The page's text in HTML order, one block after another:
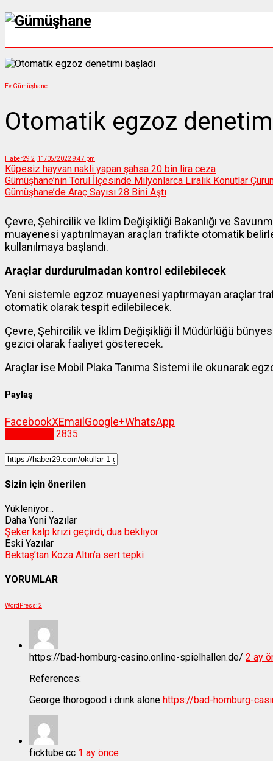
Ev. Gümüşhane
Otomatik egzoz
Haber29 2 11/05/2022 9:47 pm
Küpesiz hayvan nakli yapan şahsa 20 bin lira ceza
Gümüşhane’nin Torul İlçesinde Milyonlarca Liralık Konutlar
Gümüşhane’de Araç Sayısı 28 Bini Aştı
Çevre, Şehircilik ve İklim Değişikliği Bakanlığı ve
muayenesi yaptırılmayan araçları trafikte otomatik
kullanılmaya başlandı.
Araçlar durdurulmadan kontrol edilebilecek
Yeni sistemle egzoz muayenesi yaptırmayan araçlar
otomatik olarak tespit edilebilecek.
Çevre, Şehircilik ve İklim Değişikliği İl Müdürlüğü
gezici olarak faaliyet gösterecek.
Araçlar ise Mobil Plaka Tanıma Sistemi ile okunarak
Paylaş
FacebookXEmail Google+WhatsApp
2835
Sizin için önerilen
Yükleniyor...
Daha Yeni Yazılar
Şeker kalp krizi geçirdi, dua bekliyor
Eski Yazılar
Bektaş’tan Koza Altın’a sert tepki
YORUMLAR
WordPress:2
https://bad-homburg-casino.online-spielhallen.de/ 2 ay
References:
George thorogood i drink alone https://bad-homburg-
ficktube.cc 1 ay önce